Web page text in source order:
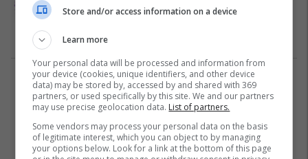
KGJK-së e KPK-së për punën e
Kosovë
1
Store and/or access information on a device
Learn more
Your personal data will be processed and information from
your device (cookies, unique identifiers, and other device
data) may be stored by, accessed by and shared with 369
partners, or used specifically by this site. We and our partners
may use precise geolocation data. List of partners.
Some vendors may process your personal data on the basis
of legitimate interest, which you can object to by managing
your options below. Look for a link at the bottom of this page